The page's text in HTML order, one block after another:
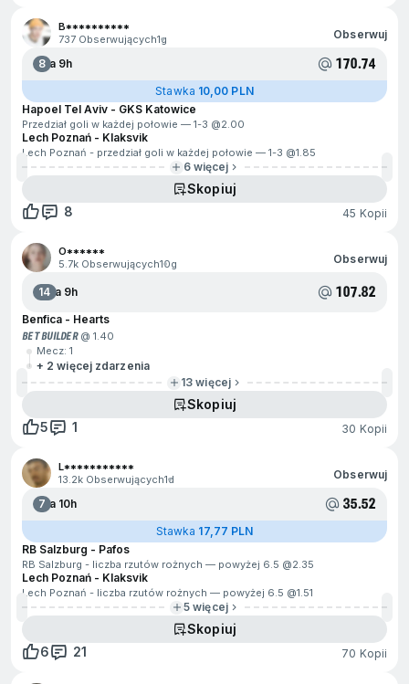
B**********
737 Obserwujących1g Obserwuj
8Za 9h 170.74
Stawka 10,00 PLN
Hapoel Tel Aviv - GKS Katowice
Przedział goli w każdej połowie — 1-3 @2.00
Lech Poznań - Klaksvik
Lech Poznań - przedział goli w każdej połowie — 1-3 @1.85
6 więcej
Skopiuj
8
45 Kopii
O******
5.7k Obserwujących10g Obserwuj
14Za 9h 107.82
Benfica - Hearts
BET BUILDER@ 1.40
Mecz: 1
+ 2 więcej zdarzenia
13 więcej
Skopiuj
5
1 30 Kopii
L***********
13.2k Obserwujących1d Obserwuj
7Za 10h 35.52
Stawka 17,77 PLN
RB Salzburg - Pafos
RB Salzburg - liczba rzutów rożnych — powyżej 6.5 @2.35
Lech Poznań - Klaksvik
Lech Poznań - liczba rzutów rożnych — powyżej 6.5 @1.51
5 więcej
Skopiuj
6
21 70 Kopii